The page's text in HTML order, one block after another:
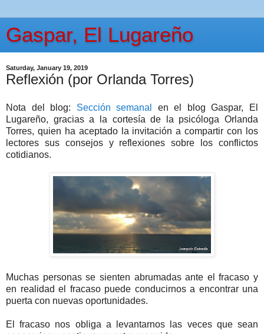
Gaspar, El Lugareño
Saturday, January 19, 2019
Reflexión (por Orlanda Torres)
Nota del blog: Sección semanal
en el blog Gaspar, El
Lugareño, gracias a la cortesía de la psicóloga Orlanda
Torres, quien ha aceptado la invitación a compartir con los
lectores sus consejos y reflexiones sobre los conflictos
cotidianos.
Muchas personas se sienten abrumadas ante el fracaso y
en realidad el fracaso puede conducirnos a encontrar una
puerta con nuevas oportunidades.
El fracaso nos obliga a levantarnos las veces que sean